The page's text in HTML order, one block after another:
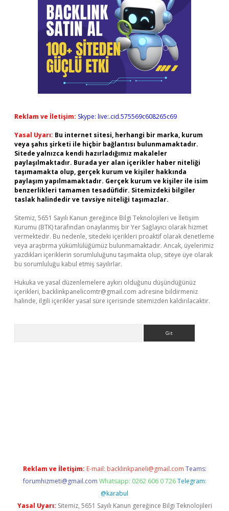
Reklam ve İletişim: Skype: live:.cid.575569c608265c69
Yasal Uyarı: Bu internet sitesi, herhangi bir marka, kurum
veya şahıs şirketi ile hiçbir bağlantısı bulunmamaktadır.
Sitede yalnızca kendi hazırladığımız makaleler
paylaşılmaktadır. Burada yer alan içerikler haber niteliği
taşımamakta olup, gerçek kurum ve kişiler hakkında
paylaşım yapılmamaktadır. Gerçek kurum ve kişiler ile isim
benzerlikleri tamamen tesadüfidir. Sitemizdeki bilgiler
taslak halindedir ve tavsiye niteliği taşımazlar.
Sitemiz, 5651 Sayılı Kanun gereğince Bilgi Teknolojileri ve İletişim
Kurumu (BTK) tarafından onaylanmış bir Yer Sağlayıcı olarak hizmet
vermektedir. Bu nedenle, sitedeki içerikleri proaktif olarak denetleme
veya araştırma yükümlülüğümüz bulunmamaktadır. Ancak, üyelerimiz
yazdıkları içeriklerin sorumluluğunu taşımakta olup, siteye üye olarak
bu sorumluluğu kabul etmiş sayılırlar.
Hukuka ve yasal düzenlemelere aykırı olduğunu düşündüğünüz
içerikleri, backlinkpanelicomtr@gmail.com adresine bildirmeniz
halinde, ilgili içerikler yasal süre içerisinde sitemizden kaldırılacaktır.
Reklam ve İletişim: E-mail: backlinkpaneli@gmail.com Teams:
forumhizmeti@gmail.com Whatsapp: 0262 606 0 726 Telegram:
@karabul
Yasal Uyarı: Sitemiz, 5651 Sayılı Kanun gereğince Bilgi Teknolojileri